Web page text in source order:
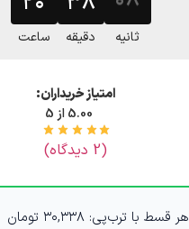
ساعت دقیقه ثانیه
امتیاز خریداران:
5.00 از 5
(
2 دیدگاه)
هر قسط با ترب‌پی: ۳۰,۳۳۸ تومان